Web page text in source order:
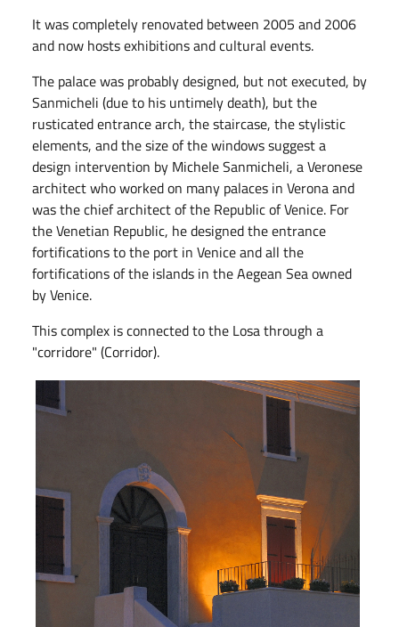
It was completely renovated between 2005 and 2006
and now hosts exhibitions and cultural events.
The palace was probably designed, but not executed, by
Sanmicheli (due to his untimely death), but the
rusticated entrance arch, the staircase, the stylistic
elements, and the size of the windows suggest a
design intervention by Michele Sanmicheli, a Veronese
architect who worked on many palaces in Verona and
was the chief architect of the Republic of Venice. For
the Venetian Republic, he designed the entrance
fortifications to the port in Venice and all the
fortifications of the islands in the Aegean Sea owned
by Venice.
This complex is connected to the Losa through a
"corridore" (Corridor).